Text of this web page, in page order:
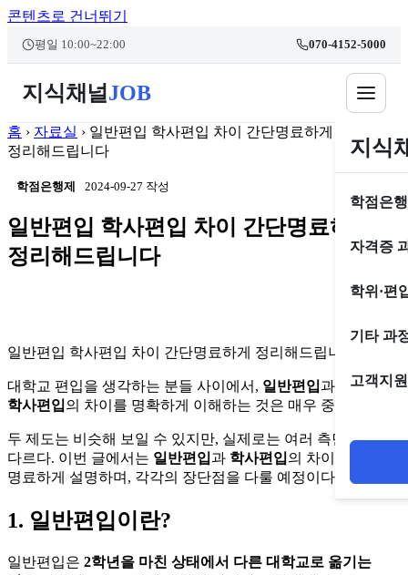
콘텐츠로 건너뛰기
평일 10:00~22:00 070-4152-5000
지식채널 JOB
지식
학점은
자격증
학위·편
기타 과
고객지원
홈 › 자료실 › 일반편입 학사편입 차이 간단명료하게
정리해드립니다
학점은행제 2024-09-27 작성
일반편입 학사편입 차이 간단명료하게
정리해드립니다
일반편입 학사편입 차이 간단명료하게 정리해드립니다
대학교 편입을 생각하는 분들 사이에서, 일반편입과
학사편입의 차이를 명확하게 이해하는 것은 매우 중요하다.
두 제도는 비슷해 보일 수 있지만, 실제로는 여러 측면에서
다르다. 이번 글에서는 일반편입과 학사편입의 차이점을
명료하게 설명하며, 각각의 장단점을 다룰 예정이다.
1. 일반편입이란?
일반편입은 2학년을 마친 상태에서 다른 대학교로 옮기는